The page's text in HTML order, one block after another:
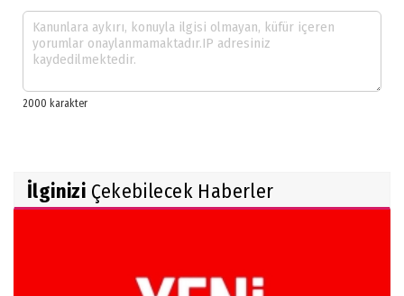
İlginizi Çekebilecek Haberler